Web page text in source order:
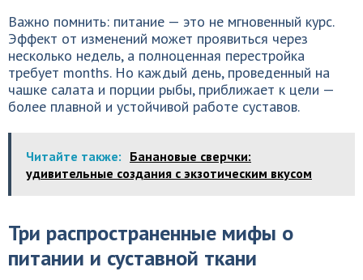
Важно помнить: питание — это не мгновенный курс.
Эффект от изменений может проявиться через
несколько недель, а полноценная перестройка
требует months. Но каждый день, проведенный на
чашке салата и порции рыбы, приближает к цели —
более плавной и устойчивой работе суставов.
Читайте также: Банановые сверчки:
удивительные создания с экзотическим вкусом
Три распространенные мифы о
питании и суставной ткани